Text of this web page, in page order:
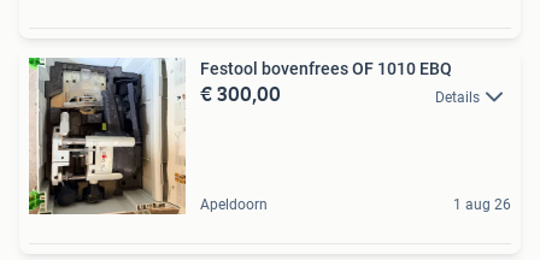
Festool bovenfrees OF 1010 EBQ
€ 300,00 Details
Apeldoorn 1 aug 26